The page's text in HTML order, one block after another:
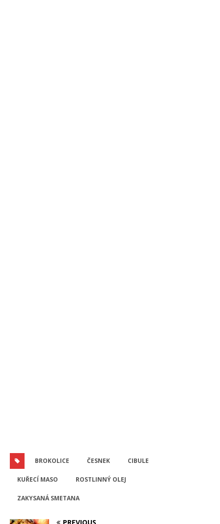
BROKOLICE ČESNEK CIBULE
KUŘECÍ MASO ROSTLINNÝ OLEJ
ZAKYSANÁ SMETANA